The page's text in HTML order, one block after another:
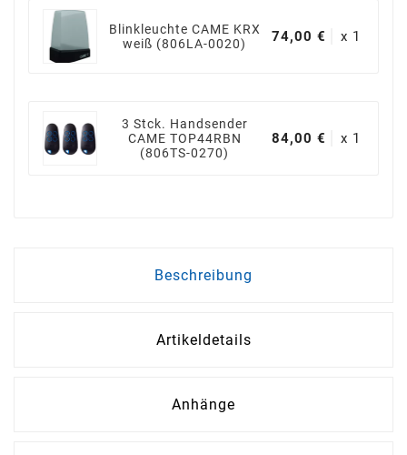
Blinkleuchte CAME KRX
weiß (806LA-0020)
74,00 € x 1
3 Stck. Handsender
CAME TOP44RBN
(806TS-0270)
84,00 € x 1
Beschreibung
Artikeldetails
Anhänge